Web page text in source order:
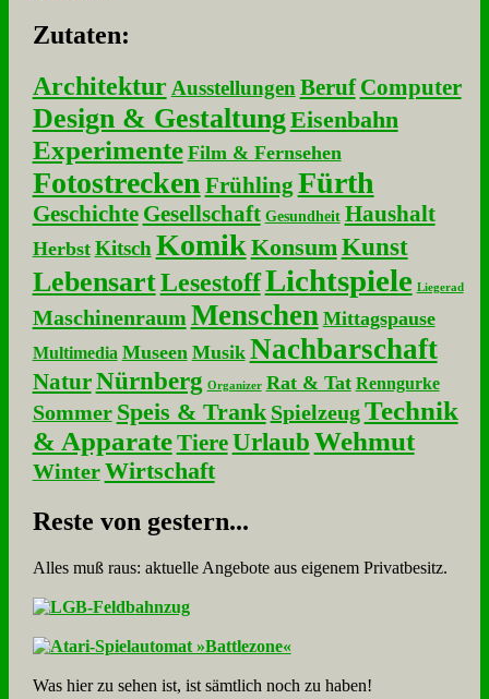
Zu­ta­ten:
Architektur Ausstellungen Beruf Computer
Design & GestaltungEisenbahn
Experimente Film & Fernsehen
Fotostrecken Frühling Fürth
Geschichte Gesellschaft Gesundheit Haushalt
Herbst Kitsch Komik KonsumKunst
LebensartLesestoffLichtspiele Liegerad
Maschinenraum Menschen Mittagspause
Multimedia Museen Musik Nachbarschaft
NaturNürnberg Organizer Rat & Tat Renngurke
Sommer Speis & Trank Spielzeug Technik
& Apparate Tiere UrlaubWehmut
Winter Wirtschaft
Re­ste von ge­stern...
Alles muß raus: aktuelle An­ge­bo­te aus eigenem Privatbesitz.
Was hier zu sehen ist, ist sämt­lich noch zu haben!